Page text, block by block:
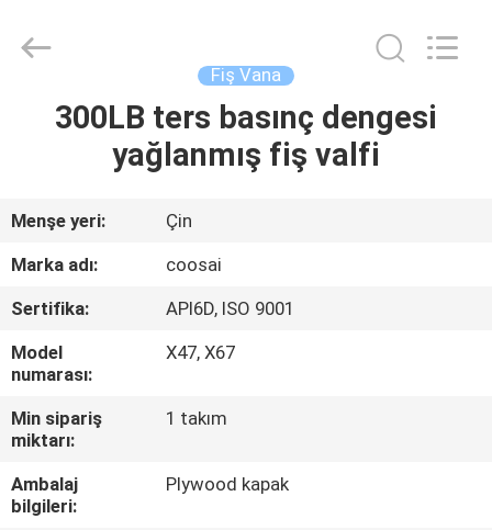
EVDE
BIZIM
HAKKIMIZDA
FABRIKA
TURU
KALITE
KONTROLÜ
group.
Fiş Vana
300LB ters basınç dengesi
yağlanmış fiş valfi
Menşe yeri:
Çin
Marka adı:
coosai
Sertifika:
API6D, ISO 9001
Model
numarası:
X47, X67
Min sipariş
miktarı:
1 takım
Ambalaj
bilgileri:
Plywood kapak